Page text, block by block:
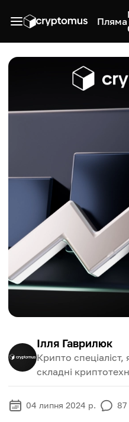
Пляма
Ілля Гаврилюк
Крипто
складні
04 липня 2024 р. 87